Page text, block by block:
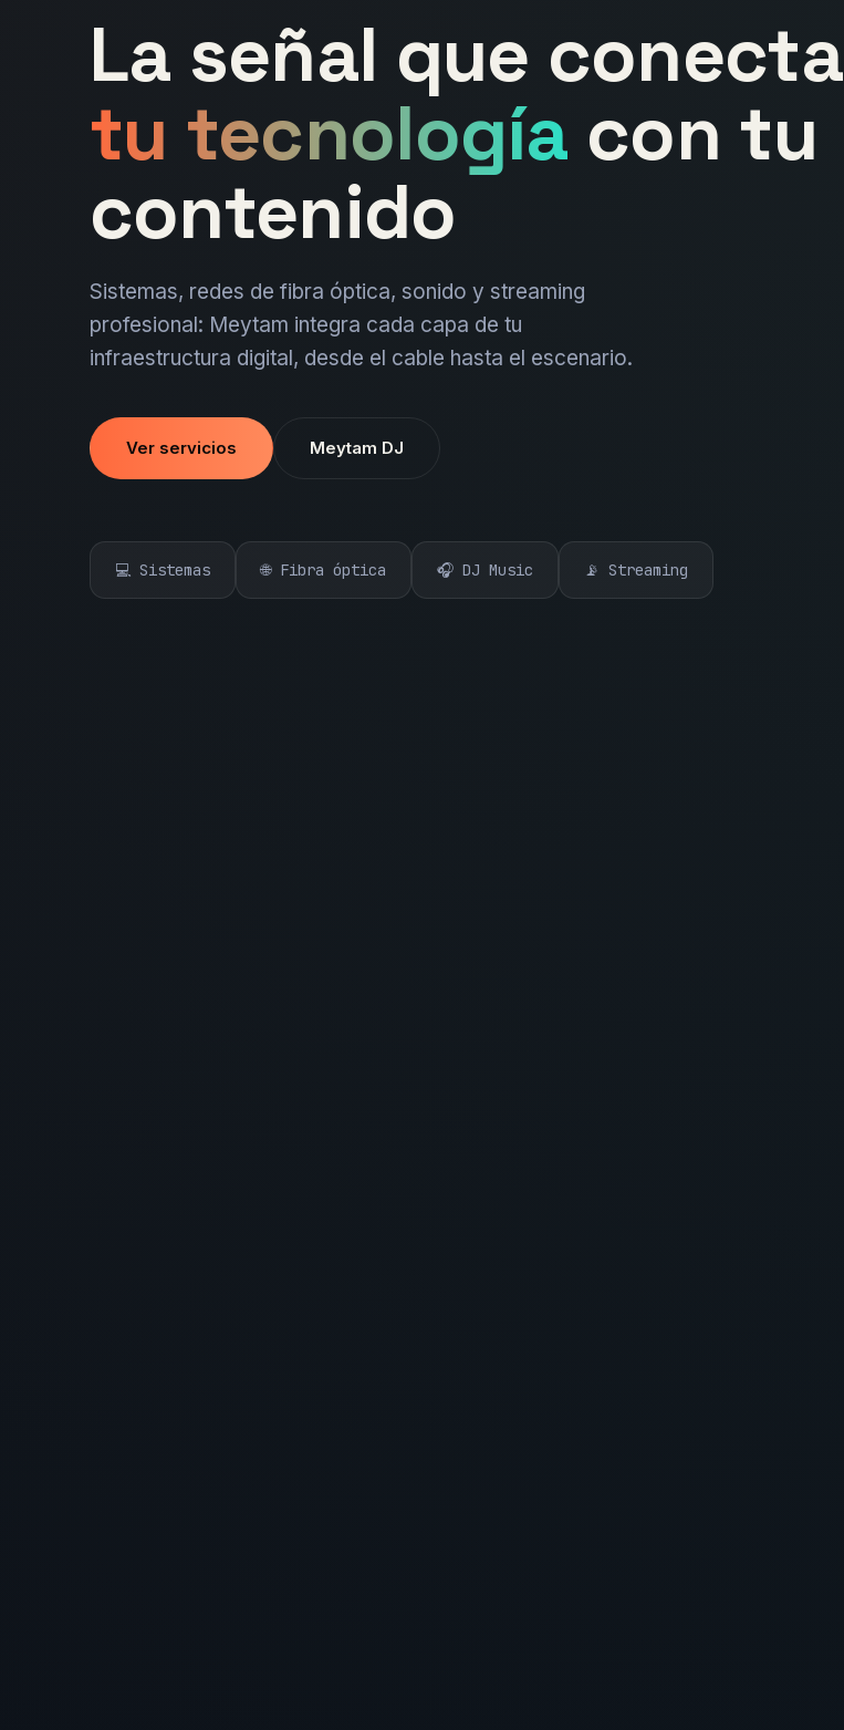
La señal que conecta
tu tecnología con tu
contenido
Sistemas, redes de fibra óptica, sonido y streaming
profesional: Meytam integra cada capa de tu
infraestructura digital, desde el cable hasta el escenario.
Ver servicios Meytam DJ
💻 Sistemas 🌐 Fibra óptica 🎧 DJ Music 📡 Streaming